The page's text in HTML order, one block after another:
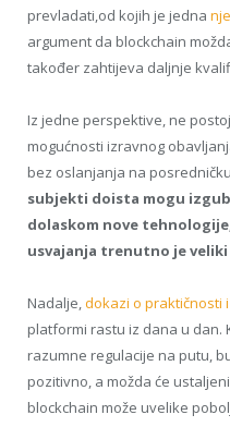
prevladati,od kojih je jedna
argument da blockchain
također zahtijeva daljnje
Iz jedne perspektive, ne
mogućnosti izravnog
bez oslanjanja na
subjekti doista mogu
dolaskom nove
usvajanja trenutno je
Nadalje,dokazi o praktičnosti
platformi rastu iz dana u dan.
razumne regulacije na putu,
pozitivno, a možda će
blockchain može uvelike